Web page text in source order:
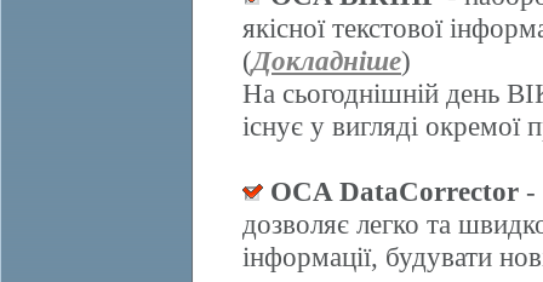
якісної текстової
(Докладніше)
На сьогоднішній день
існує у вигляді окремої
OCA DataCorrector -
дозволяє легко та
інформації, будувати